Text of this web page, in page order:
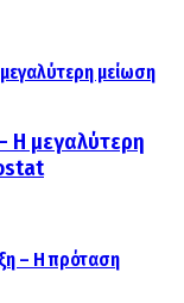
Η μεγαλύτερη